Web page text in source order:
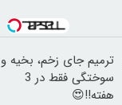
ترمیم جای زخم، بخیه و
سوختگی فقط در 3
هفته!!😍